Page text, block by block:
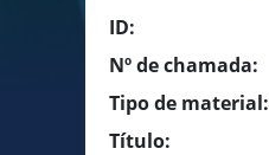
ID:
Nº de chamada:
Tipo de material:
Título: